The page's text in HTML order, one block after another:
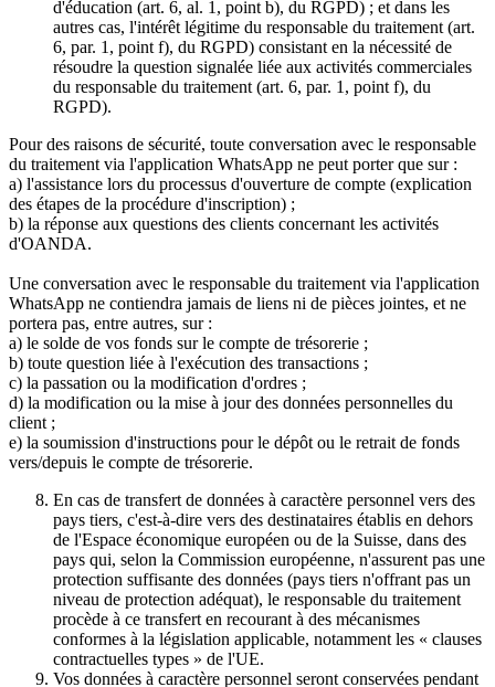
d'éducation (art. 6, al. 1, point b), du RGPD) ; et dans les
autres cas, l'intérêt légitime du responsable du traitement (art.
6, par. 1, point f), du RGPD) consistant en la nécessité de
résoudre la question signalée liée aux activités commerciales
du responsable du traitement (art. 6, par. 1, point f), du
RGPD).
Pour des raisons de sécurité, toute conversation avec le responsable
du traitement via l'application WhatsApp ne peut porter que sur :
a) l'assistance lors du processus d'ouverture de compte (explication
des étapes de la procédure d'inscription) ;
b) la réponse aux questions des clients concernant les activités
d'OANDA.
Une conversation avec le responsable du traitement via l'application
WhatsApp ne contiendra jamais de liens ni de pièces jointes, et ne
portera pas, entre autres, sur :
a) le solde de vos fonds sur le compte de trésorerie ;
b) toute question liée à l'exécution des transactions ;
c) la passation ou la modification d'ordres ;
d) la modification ou la mise à jour des données personnelles du
client ;
e) la soumission d'instructions pour le dépôt ou le retrait de fonds
vers/depuis le compte de trésorerie.
En cas de transfert de données à caractère personnel vers des
pays tiers, c'est-à-dire vers des destinataires établis en dehors
de l'Espace économique européen ou de la Suisse, dans des
pays qui, selon la Commission européenne, n'assurent pas une
protection suffisante des données (pays tiers n'offrant pas un
niveau de protection adéquat), le responsable du traitement
procède à ce transfert en recourant à des mécanismes
conformes à la législation applicable, notamment les « clauses
contractuelles types » de l'UE.
Vos données à caractère personnel seront conservées pendant